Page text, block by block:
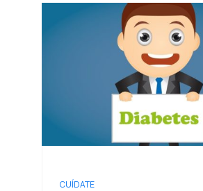
CUÍDATE